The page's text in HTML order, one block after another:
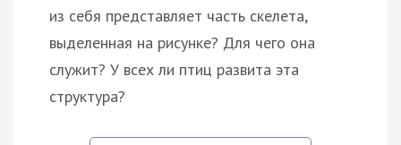
из себя представляет часть скелета,
выделенная на рисунке? Для чего она
служит? У всех ли птиц развита эта
структура?